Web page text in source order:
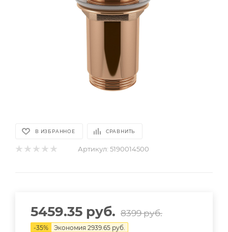
В ИЗБРАННОЕ СРАВНИТЬ
Артикул: 5190014500
5459.35 руб. 8399руб.
-35% Экономия 2939.65 руб.